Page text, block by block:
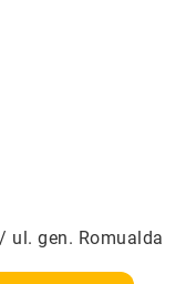
ul. gen. Romualda